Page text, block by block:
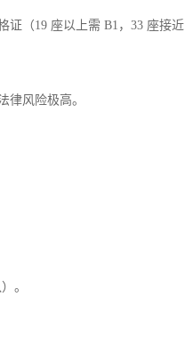
证（19 座以上需 B1，33 座接近
律风险极高。
。